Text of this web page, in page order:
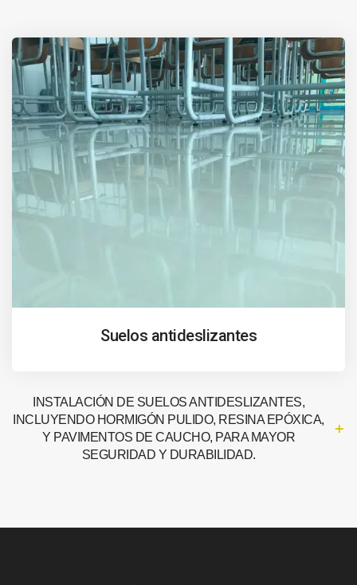
Suelos antideslizantes
INSTALACIÓN DE SUELOS ANTIDESLIZANTES,
INCLUYENDO HORMIGÓN PULIDO, RESINA EPÓXICA,
Y PAVIMENTOS DE CAUCHO, PARA MAYOR
SEGURIDAD Y DURABILIDAD.